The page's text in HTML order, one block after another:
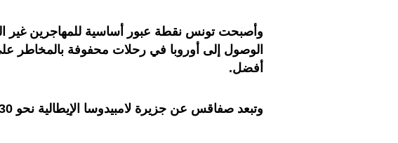
وأصبحت تونس نقطة عبور أساسية للمهاجرين غير
الوصول إلى أوروبا في رحلات محفوفة بالمخاطر
أفضل.
وتبعد صفاقس عن جزيرة لامبيدوسا الإيطالية نحو 130 كيلومترا.